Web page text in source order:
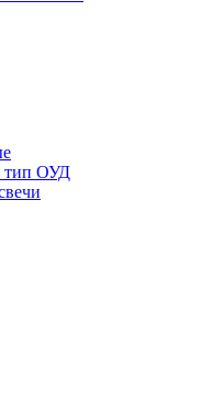
тип ОУД